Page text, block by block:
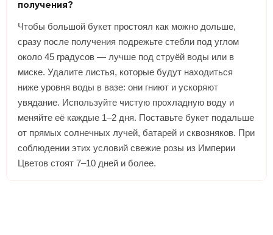
получения?
Чтобы большой букет простоял как можно дольше,
сразу после получения подрежьте стебли под углом
около 45 градусов — лучше под струёй воды или в
миске. Удалите листья, которые будут находиться
ниже уровня воды в вазе: они гниют и ускоряют
увядание. Используйте чистую прохладную воду и
меняйте её каждые 1–2 дня. Поставьте букет подальше
от прямых солнечных лучей, батарей и сквозняков. При
соблюдении этих условий свежие розы из Империи
Цветов стоят 7–10 дней и более.